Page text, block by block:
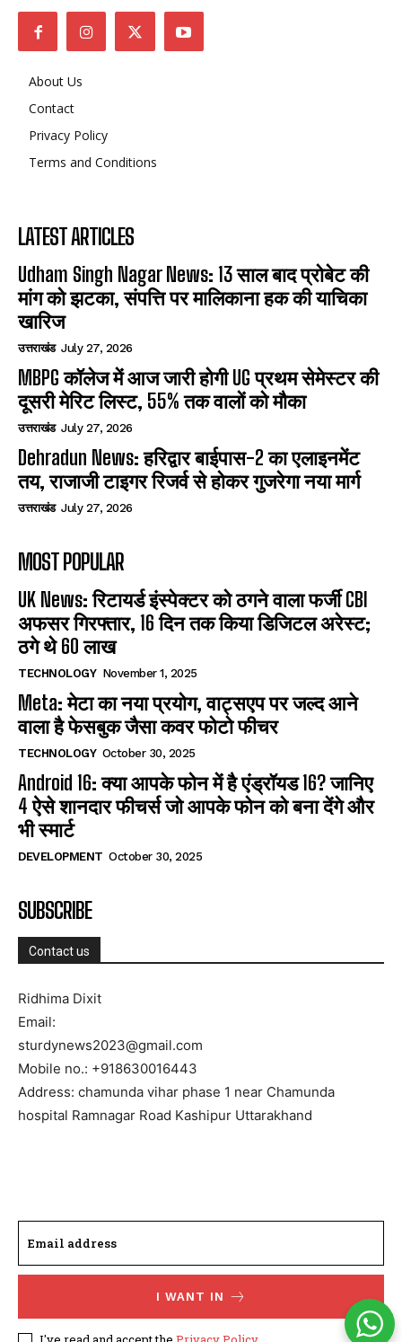
About Us
Contact
Privacy Policy
Terms and Conditions
LATEST ARTICLES
Udham Singh Nagar News: 13 साल बाद प्रोबेट की
मांग को झटका, संपत्ति पर मालिकाना हक की याचिका
खारिज
उत्तराखंड July 27, 2026
MBPG कॉलेज में आज जारी होगी UG प्रथम सेमेस्टर की
दूसरी मेरिट लिस्ट, 55% तक वालों को मौका
उत्तराखंड July 27, 2026
Dehradun News: हरिद्वार बाईपास-2 का एलाइनमेंट
तय, राजाजी टाइगर रिजर्व से होकर गुजरेगा नया मार्ग
उत्तराखंड July 27, 2026
MOST POPULAR
UK News: रिटायर्ड इंस्पेक्टर को ठगने वाला फर्जी CBI
अफसर गिरफ्तार, 16 दिन तक किया डिजिटल अरेस्ट;
ठगे थे 60 लाख
TECHNOLOGY November 1, 2025
Meta: मेटा का नया प्रयोग, वाट्सएप पर जल्द आने
वाला है फेसबुक जैसा कवर फोटो फीचर
TECHNOLOGY October 30, 2025
Android 16: क्या आपके फोन में है एंड्रॉयड 16? जानिए
4 ऐसे शानदार फीचर्स जो आपके फोन को बना देंगे और
भी स्मार्ट
DEVELOPMENT October 30, 2025
SUBSCRIBE
Contact us
Ridhima Dixit
Email:
sturdynews2023@gmail.com
Mobile no.: +918630016443
Address: chamunda vihar phase 1 near Chamunda
hospital Ramnagar Road Kashipur Uttarakhand
I WANT IN